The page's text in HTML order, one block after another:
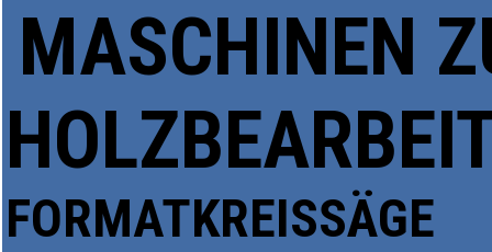
MASCHINEN
FORMATKREISSÄGE